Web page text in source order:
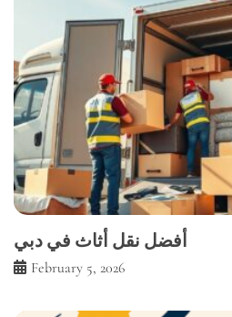
أفضل نقل أثاث في دبي
February 5, 2026